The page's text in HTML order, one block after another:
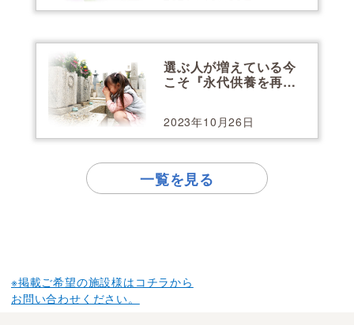
選ぶ人が増えている今
こそ『永代供養を再
2023年10月26日
一覧を見る
※掲載ご希望の施設様はコチラから
お問い合わせください。